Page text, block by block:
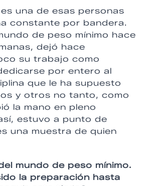
una de esas personas
constante por bandera.
de peso mínimo hace
dejó hace
su trabajo como
por entero al
que le ha supuesto
y otros no tanto, como
la mano en pleno
estuvo a punto de
una muestra de quien
mundo de peso mínimo.
la preparación hasta